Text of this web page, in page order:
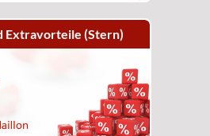
Extravorteile (Stern)